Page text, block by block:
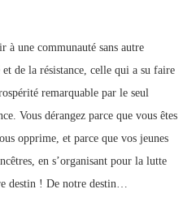
à une communauté sans autre
de la résistance, celle qui a su faire
remarquable par le seul
Vous dérangez parce que vous êtes
opprime, et parce que vos jeunes
en s’organisant pour la lutte
destin ! De notre destin…